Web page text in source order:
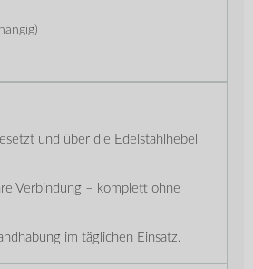
und über die Edelstahlhebel
Verbindung – komplett ohne
im täglichen Einsatz.